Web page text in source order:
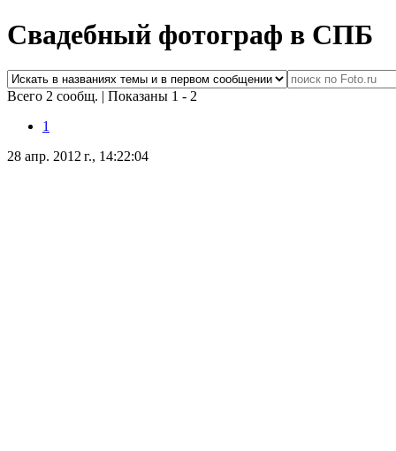
Свадебный фотограф в СПБ
Всего 2 сообщ. | Показаны 1 - 2
1
28 апр. 2012 г., 14:22:04